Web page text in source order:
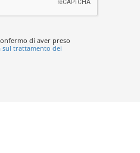
di aver preso
trattamento dei